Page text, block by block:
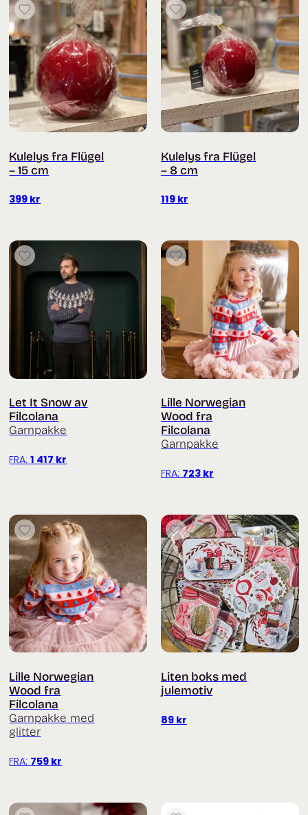
Kulelys fra Flügel
– 15 cm
399 kr
Kulelys fra Flügel
– 8 cm
119 kr
Let It Snow av
Filcolana
Garnpakke
FRA:1 417 kr
Lille Norwegian
Wood fra
Filcolana
Garnpakke
FRA: 723 kr
Lille Norwegian
Wood fra
Filcolana
Garnpakke med
glitter
FRA: 759 kr
Liten boks med
julemotiv
89 kr